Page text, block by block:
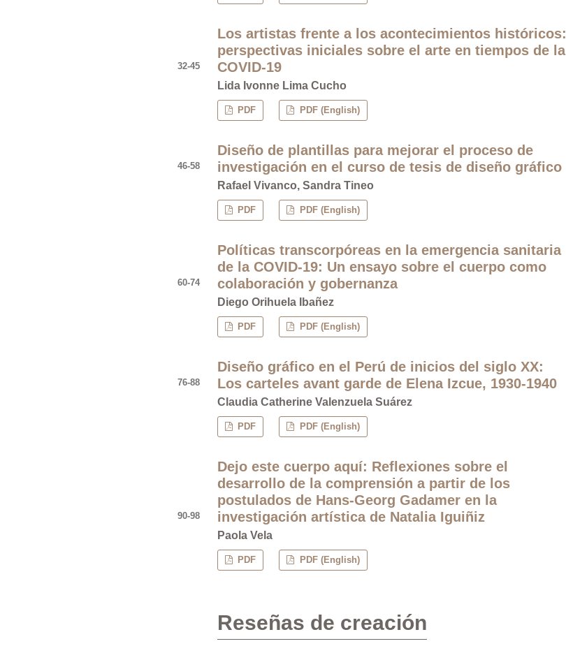
Los artistas frente a los acontecimientos históricos:
perspectivas iniciales sobre el arte en tiempos de la
COVID-19
Lida Ivonne Lima Cucho
32-45
PDF PDF (English)
Diseño de plantillas para mejorar el proceso de
investigación en el curso de tesis de diseño gráfico
Rafael Vivanco, Sandra Tineo
46-58
PDF PDF (English)
Políticas transcorpóreas en la emergencia sanitaria
de la COVID-19: Un ensayo sobre el cuerpo como
colaboración y gobernanza
Diego Orihuela Ibañez
60-74
PDF PDF (English)
Diseño gráfico en el Perú de inicios del siglo XX:
Los carteles avant garde de Elena Izcue, 1930-1940
Claudia Catherine Valenzuela Suárez
76-88
PDF PDF (English)
Dejo este cuerpo aquí: Reflexiones sobre el
desarrollo de la comprensión a partir de los
postulados de Hans-Georg Gadamer en la
investigación artística de Natalia Iguiñiz
Paola Vela
90-98
PDF PDF (English)
Reseñas de creación